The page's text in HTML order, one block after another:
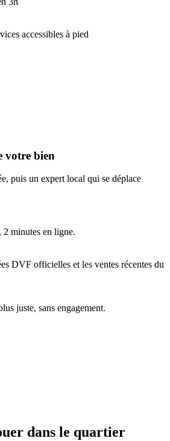
accessibles à pied
votre bien
puis un expert local qui se déplace
2 minutes en ligne.
DVF officielles et les ventes récentes du
juste, sans engagement.
dans le quartier